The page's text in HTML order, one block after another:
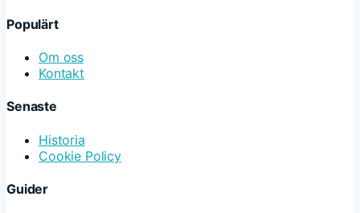
Populärt
Om oss
Kontakt
Senaste
Historia
Cookie Policy
Guider